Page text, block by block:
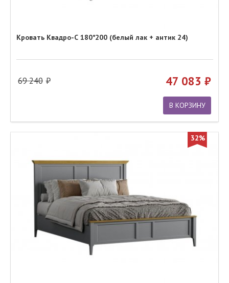
Кровать Квадро-С 180*200 (белый лак + антик 24)
69 240 47 083
В КОРЗИНУ
32%